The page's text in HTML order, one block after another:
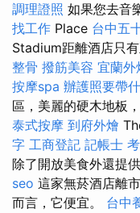
調理證照 如果您去音
找工作 Place 台中五
Stadium距離酒店只
整骨 撥筋美容 宜蘭外
按摩spa 辦護照要帶
區，美麗的硬木地板
泰式按摩 到府外燴
字 工商登記 記帳士
除了開放美食外還提
seo 這家無菸酒店離
而言，它便宜。 台中